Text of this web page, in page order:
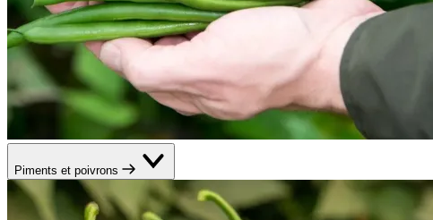
Piments et poivrons